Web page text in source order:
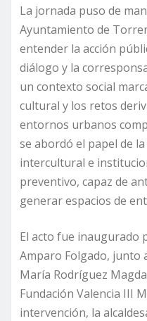
La jornada puso de
Ayuntamiento de
entender la acción
diálogo y la
un contexto social
cultural y los retos
entornos urbanos
se abordó el papel de
intercultural e
preventivo, capaz de
generar espacios de
El acto fue inaugurado
Amparo Folgado, junto
María Rodríguez
Fundación Valencia III
intervención, la